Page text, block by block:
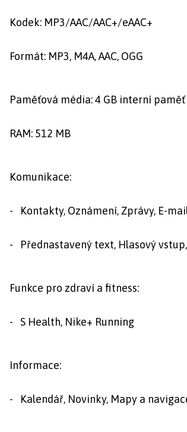
Kodek: MP3/AAC/AAC+/eAAC+
Formát: MP3, M4A, AAC, OGG
Paměťová média: 4 GB interní paměť
RAM: 512 MB
Komunikace:
- Kontakty, Oznámení, Zprávy, E-
- Přednastavený text, Hlasový
Funkce pro zdraví a fitness:
- S Health, Nike+ Running
Informace:
- Kalendář, Novinky, Mapy a